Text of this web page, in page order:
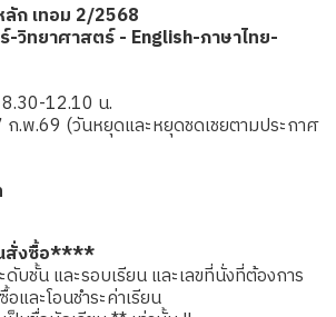
ก เทอม 2/2568
วิทยาศาสตร์ - English-ภาษาไทย-
8.30-12.10 น.
ก.พ.69 (วันหยุดและหยุดชดเชยตามประกาศ
สั่งซื้อ****
บชั้น และรอบเรียน และเลขที่นั่งที่ต้องการ
ละโอนชำระค่าเรียน